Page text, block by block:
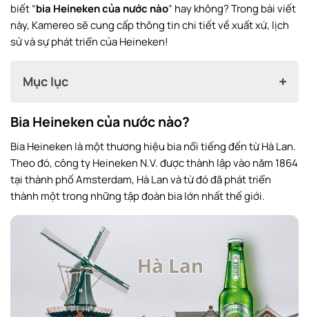
biết “bia Heineken của nước nào” hay không? Trong bài viết
này, Kamereo sẽ cung cấp thông tin chi tiết về xuất xứ, lịch
sử và sự phát triển của Heineken!
Mục lục
Bia Heineken của nước nào?
Tại Việt Nam bia Heineken do công ty nào sản xuất ?
Lịch sử thành lập hãng bia Heineken
Những điểm thú vị của bia Heineken
Bia Heineken Việt Nam giá bao nhiêu?
Mua bia Heineken để kinh doanh ở đâu?
Một số câu hỏi thường gặp về bia Heineken
Heineken có mặt bao nhiêu quốc gia?
Bia Heineken của nước nào?
Bia Heineken là một thương hiệu bia nổi tiếng đến từ Hà Lan.
Theo đó, công ty Heineken N.V. được thành lập vào năm 1864
tại thành phố Amsterdam, Hà Lan và từ đó đã phát triển
thành một trong những tập đoàn bia lớn nhất thế giới.